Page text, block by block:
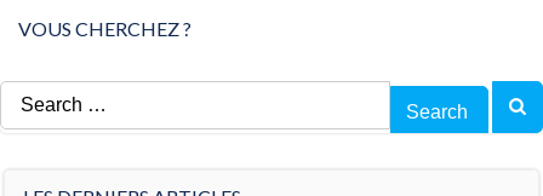
VOUS CHERCHEZ ?
Search
for: